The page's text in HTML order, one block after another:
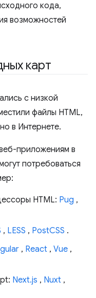
кода,
возможностей
карт
с низкой
файлы HTML,
в Интернете.
приложениям в
потребоваться
HTML: Pug ,
, LESS , PostCSS .
, React , Vue ,
Next.js , Nuxt ,